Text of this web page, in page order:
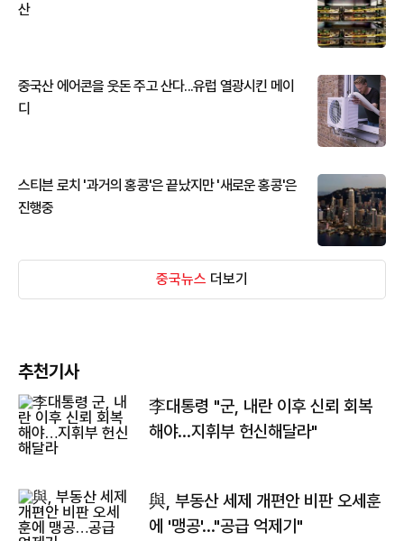
산
중국산 에어콘을 웃돈 주고 산다...유럽 열광시킨 메이
디
스티븐 로치 '과거의 홍콩'은 끝났지만 '새로운 홍콩'은
진행중
중국뉴스 더보기
추천기사
李대통령 "군, 내란 이후 신뢰 회복
해야…지휘부 헌신해달라"
與, 부동산 세제 개편안 비판 오세훈
에 '맹공'…"공급 억제기"